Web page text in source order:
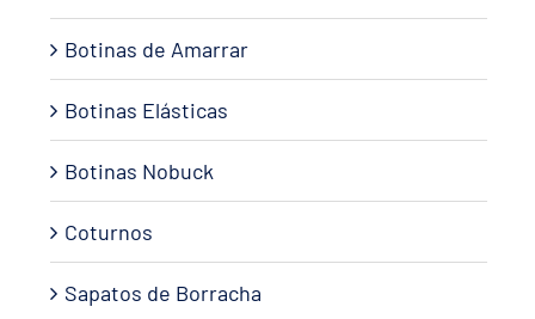
Botinas de Amarrar
Botinas Elásticas
Botinas Nobuck
Coturnos
Sapatos de Borracha